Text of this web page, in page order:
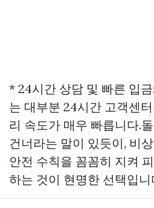
* 24시간 상담 및 빠른 입
는 대부분 24시간 고객센
리 속도가 매우 빠릅니다.
건너라는 말이 있듯이, 비
안전 수칙을 꼼꼼히 지켜
하는 것이 현명한 선택입니